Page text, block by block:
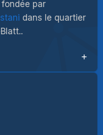
par
dans le quartier